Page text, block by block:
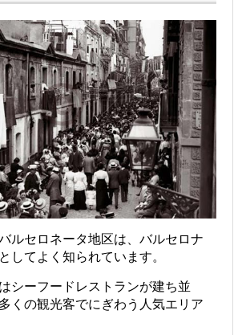
ルセロネータ地区は、バルセロナ
してよく知られています。
シーフードレストランが建ち並
くの観光客でにぎわう人気エリア